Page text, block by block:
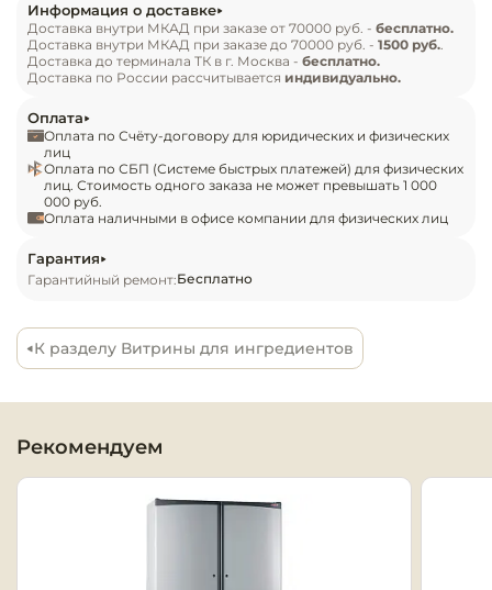
Нейтральное
общепита
Клининговое
Информация о доставке
Доставка внутри МКАД при заказе от 70000 руб. - бесплатно.
Доставка внутри МКАД при заказе до 70000 руб. - 1500 руб..
Доставка до терминала ТК в г. Москва - бесплатно.
Доставка по России рассчитывается индивидуально.
Оплата
Оплата по Счёту-договору для юридических и физических
лиц
Оплата по СБП (Системе быстрых платежей) для физических
лиц. Стоимость одного заказа не может превышать 1 000
000 руб.
Оплата наличными в офисе компании для физических лиц
Гарантия
Гарантийный ремонт:Бесплатно
К разделу Витрины для ингредиентов
Рекомендуем